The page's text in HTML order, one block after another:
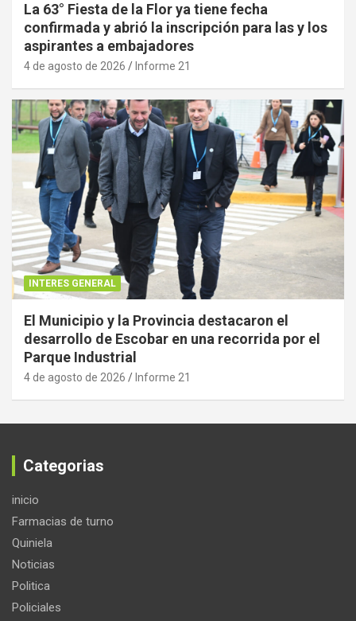
La 63° Fiesta de la Flor ya tiene fecha
confirmada y abrió la inscripción para las y los
aspirantes a embajadores
4 de agosto de 2026 Informe 21
INTERES GENERAL
El Municipio y la Provincia destacaron el
desarrollo de Escobar en una recorrida por el
Parque Industrial
4 de agosto de 2026 Informe 21
Categorias
inicio
Farmacias de turno
Quiniela
Noticias
Politica
Policiales